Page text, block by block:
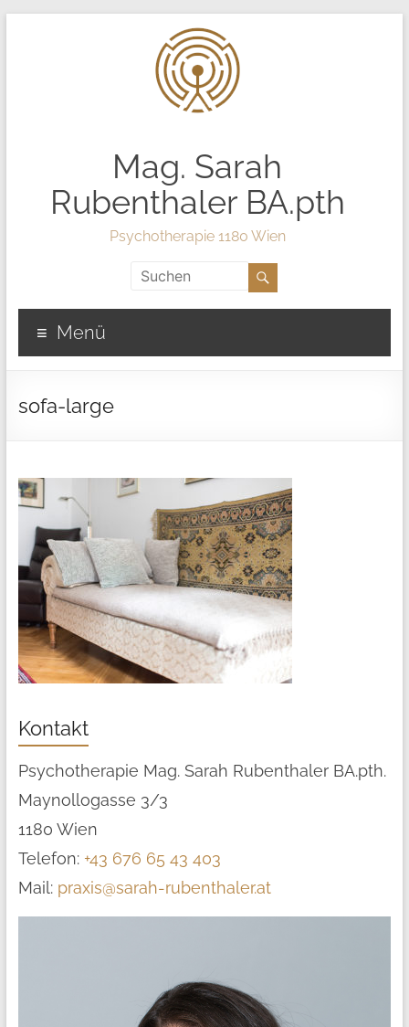
Mag. Sarah
Rubenthaler BA.pth
Psychotherapie 1180 Wien
Menü
sofa-large
Kontakt
Psychotherapie Mag. Sarah Rubenthaler BA.pth.
Maynollogasse 3/3
1180 Wien
Telefon: +43 676 65 43 403
Mail: praxis@sarah-rubenthaler.at